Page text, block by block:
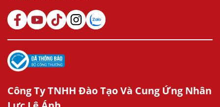
Công Ty TNHH Đào Tạo Và Cung Ứng Nhân